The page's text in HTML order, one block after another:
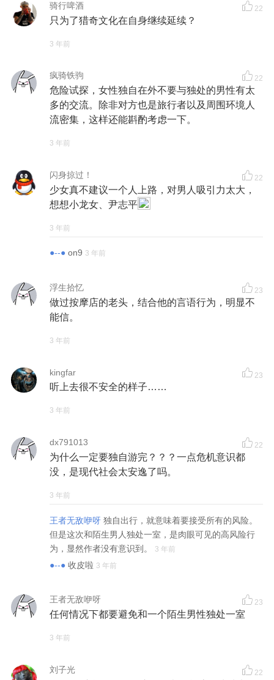
骑行啤酒 22
只为了猎奇文化在自身继续延续？
3 年前
疯骑铁驹 22
危险试探，女性独自在外不要与独处的男性有太
多的交流。除非对方也是旅行者以及周围环境人
流密集，这样还能斟酌考虑一下。
3 年前
闪身掠过！ 22
少女真不建议一个人上路，对男人吸引力太大，
想想小龙女、尹志平
3 年前
●--● on9 3 年前
浮生拾忆 23
做过按摩店的老头，结合他的言语行为，明显不
能信。
3 年前
kingfar 23
听上去很不安全的样子……
3 年前
dx791013 22
为什么一定要独自游完？？？一点危机意识都
没，是现代社会太安逸了吗。
3 年前
王者无敌咿呀 独自出行，就意味着要接受所有的风险。
但是这次和陌生男人独处一室，是肉眼可见的高风险行
为，显然作者没有意识到。
3 年前
●--● 收皮啦 3 年前
王者无敌咿呀 23
任何情况下都要避免和一个陌生男性独处一室
3 年前
刘子光 22